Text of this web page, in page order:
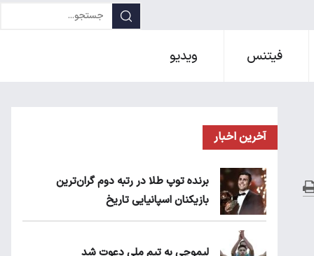
فیتنس ویدیو
آخرین اخبار
برنده توپ طلا در رتبه دوم گران‌ترین
بازیکنان اسپانیایی تاریخ